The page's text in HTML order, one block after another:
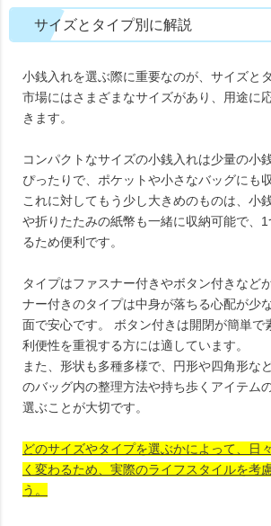
サイズとタイプ別に解説
小銭入れを選ぶ際に重要なのが、サイズと
市場にはさまざまなサイズがあり、用途に
きます。
コンパクトなサイズの小銭入れは少量の小
ぴったりで、ポケットや小さなバッグにも
これに対してもう少し大きめのものは、小
や折りたたみの紙幣も一緒に収納可能で、1
るため便利です。
タイプはファスナー付きやボタン付きなど
ナー付きのタイプは中身が落ちる心配が少
面で安心です。 ボタン付きは開閉が簡単で
利便性を重視する方には適しています。
また、形状も多種多様で、円形や四角形な
のバッグ内の整理方法や持ち歩くアイテム
選ぶことが大切です。
どのサイズやタイプを選ぶかによって、日
く変わるため、実際のライフスタイルを考
う。